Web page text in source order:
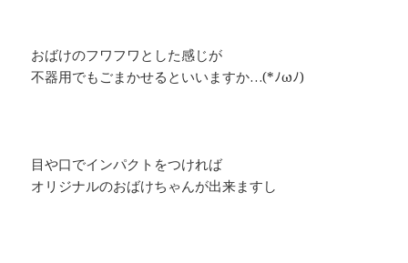
おばけのフワフワとした感じが
不器用でもごまかせるといいますか…(*ﾉωﾉ)
目や口でインパクトをつければ
オリジナルのおばけちゃんが出来ますし